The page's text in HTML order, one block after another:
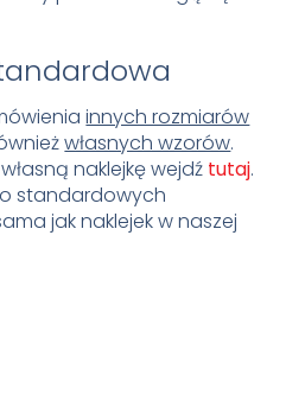
innych rozmiarów
własnych wzorów.
naklejkę wejdź tutaj.
o standardowych
jak naklejek w naszej